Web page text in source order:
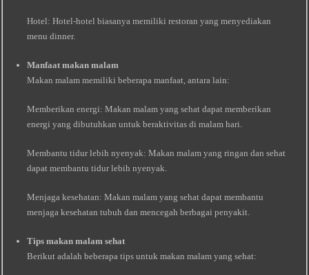
Hotel: Hotel-hotel biasanya memiliki restoran yang menyediakan
menu dinner.
Manfaat makan malam
Makan malam memiliki beberapa manfaat, antara lain:
Memberikan energi: Makan malam yang sehat dapat memberikan
energi yang dibutuhkan untuk beraktivitas di malam hari.
Membantu tidur lebih nyenyak: Makan malam yang ringan dan sehat
dapat membantu tidur lebih nyenyak.
Menjaga kesehatan: Makan malam yang sehat dapat membantu
menjaga kesehatan tubuh dan mencegah berbagai penyakit.
Tips makan malam sehat
Berikut adalah beberapa tips untuk makan malam yang sehat: